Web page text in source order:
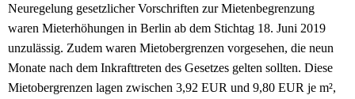
Neuregelung gesetzlicher Vorschriften zur Mietenbegrenzung
waren Mieterhöhungen in Berlin ab dem Stichtag 18. Juni 2019
unzulässig. Zudem waren Mietobergrenzen vorgesehen, die neun
Monate nach dem Inkrafttreten des Gesetzes gelten sollten. Diese
Mietobergrenzen lagen zwischen 3,92 EUR und 9,80 EUR je m²,